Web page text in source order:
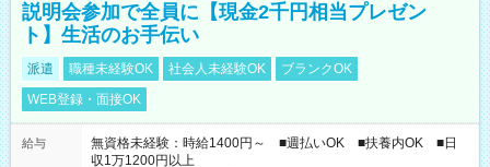
説明会参加で全員に【現金2千円相当プレゼン
ト】生活のお手伝い
派遣 職種未経験OK 社会人未経験OK
ブランクOK
WEB登録・面接OK
給与
無資格未経験：時給1400円～ ■週払いOK ■扶養内OK ■日
収1万1200円以上